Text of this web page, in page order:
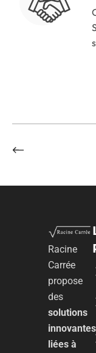
Racine
Carrée
propose
des
solutions
innovantes
liées à